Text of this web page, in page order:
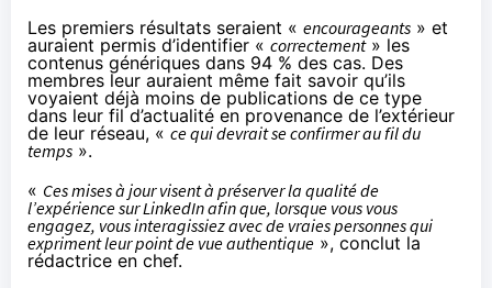
Les premiers résultats seraient « encourageants » et
auraient permis d’identifier « correctement» les
contenus génériques dans 94 % des cas. Des
membres leur auraient même fait savoir qu’ils
voyaient déjà moins de publications de ce type
dans leur fil d’actualité en provenance de l’extérieur
de leur réseau, « ce qui devrait se confirmer au fil du
temps ».
« Ces mises à jour visent à préserver la qualité de
l’expérience sur LinkedIn afin que, lorsque vous vous
engagez, vous interagissiez avec de vraies personnes qui
expriment leur point de vue authentique », conclut la
rédactrice en chef.